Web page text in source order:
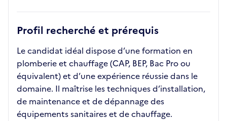
Profil recherché et prérequis
Le candidat idéal dispose d’une formation en
plomberie et chauffage (CAP, BEP, Bac Pro ou
équivalent) et d’une expérience réussie dans le
domaine. Il maîtrise les techniques d’installation,
de maintenance et de dépannage des
équipements sanitaires et de chauffage.